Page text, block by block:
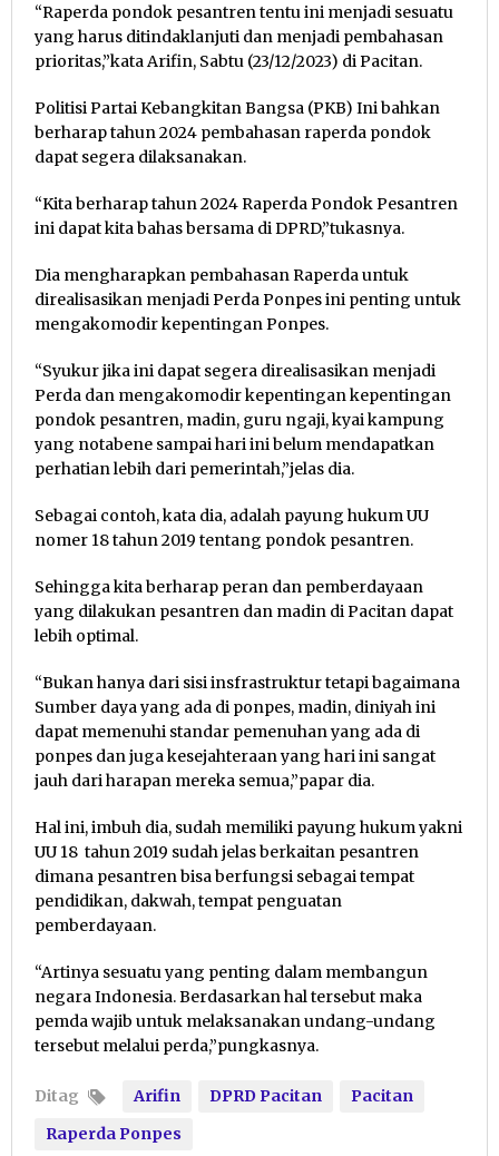
“Raperda pondok pesantren tentu ini menjadi sesuatu
yang harus ditindaklanjuti dan menjadi pembahasan
prioritas,”kata Arifin, Sabtu (23/12/2023) di Pacitan.
Politisi Partai Kebangkitan Bangsa (PKB) Ini bahkan
berharap tahun 2024 pembahasan raperda pondok
dapat segera dilaksanakan.
“Kita berharap tahun 2024 Raperda Pondok Pesantren
ini dapat kita bahas bersama di DPRD,”tukasnya.
Dia mengharapkan pembahasan Raperda untuk
direalisasikan menjadi Perda Ponpes ini penting untuk
mengakomodir kepentingan Ponpes.
“Syukur jika ini dapat segera direalisasikan menjadi
Perda dan mengakomodir kepentingan kepentingan
pondok pesantren, madin, guru ngaji, kyai kampung
yang notabene sampai hari ini belum mendapatkan
perhatian lebih dari pemerintah,”jelas dia.
Sebagai contoh, kata dia, adalah payung hukum UU
nomer 18 tahun 2019 tentang pondok pesantren.
Sehingga kita berharap peran dan pemberdayaan
yang dilakukan pesantren dan madin di Pacitan dapat
lebih optimal.
“Bukan hanya dari sisi insfrastruktur tetapi bagaimana
Sumber daya yang ada di ponpes, madin, diniyah ini
dapat memenuhi standar pemenuhan yang ada di
ponpes dan juga kesejahteraan yang hari ini sangat
jauh dari harapan mereka semua,”papar dia.
Hal ini, imbuh dia, sudah memiliki payung hukum yakni
UU 18 tahun 2019 sudah jelas berkaitan pesantren
dimana pesantren bisa berfungsi sebagai tempat
pendidikan, dakwah, tempat penguatan
pemberdayaan.
“Artinya sesuatu yang penting dalam membangun
negara Indonesia. Berdasarkan hal tersebut maka
pemda wajib untuk melaksanakan undang-undang
tersebut melalui perda,”pungkasnya.
Ditag Arifin DPRD Pacitan
Pacitan
Raperda Ponpes